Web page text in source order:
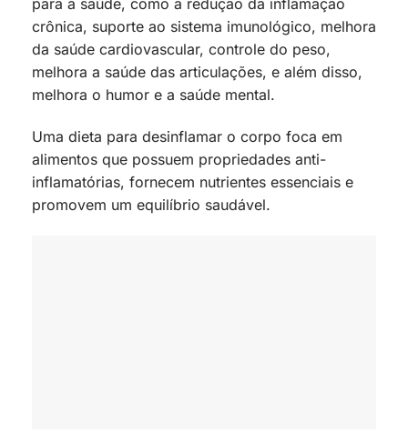
para a saúde, como a redução da inflamação
crônica, suporte ao sistema imunológico, melhora
da saúde cardiovascular, controle do peso,
melhora a saúde das articulações, e além disso,
melhora o humor e a saúde mental.
Uma dieta para desinflamar o corpo foca em
alimentos que possuem propriedades anti-
inflamatórias, fornecem nutrientes essenciais e
promovem um equilíbrio saudável.